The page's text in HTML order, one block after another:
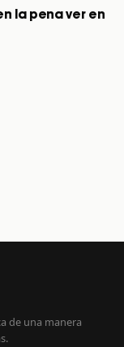
la pena ver en
de una manera